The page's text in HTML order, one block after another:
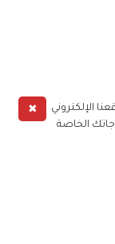
✖
الإلكتروني
الخاصة